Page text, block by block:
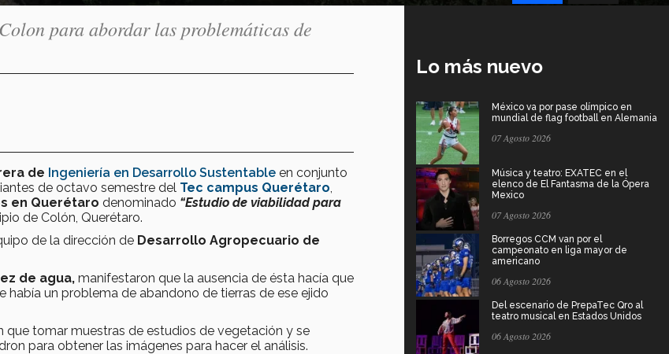
para abordar las problemáticas de
de Ingeniería en Desarrollo Sustentable en conjunto
de octavo semestre del Tec campus Querétaro
en Querétaro denominado “Estudio de viabilidad para
de Colón, Querétaro.
de la dirección de Desarrollo Agropecuario de
de agua, manifestaron que la ausencia de ésta hacía que
había un problema de abandono de tierras de ese ejido
que tomar muestras de estudios de vegetación y se
para obtener las imágenes para hacer el análisis.
Lo más nuevo
México va por pase olímpico en
mundial de flag football en Alemania
07 Agosto 2026
Música y teatro: EXATEC en el
elenco de El Fantasma de la Ópera
Mexico
07 Agosto 2026
Borregos CCM van por el
campeonato en liga mayor de
americano
06 Agosto 2026
Del escenario de PrepaTec Qro al
teatro musical en Estados Unidos
06 Agosto 2026